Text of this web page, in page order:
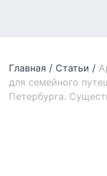
Главная / Статьи /
для семейного
Петербурга.